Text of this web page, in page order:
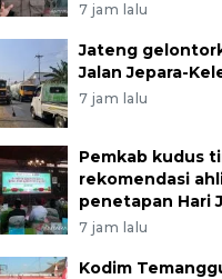
7 jam lalu
Jateng
Jalan Jepara-
7 jam lalu
Pemkab kudus
rekomendasi
penetapan Hari
7 jam lalu
Kodim